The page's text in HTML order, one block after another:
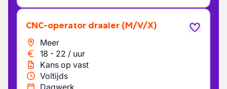
CNC-operator draaier (M/V/X)
Meer
18 - 22 / uur
Kans op vast
Voltijds
Dagwerk